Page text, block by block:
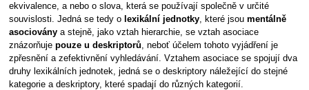
ekvivalence, a nebo o slova, která se používají společně v určité
souvislosti. Jedná se tedy o lexikální jednotky, které jsou mentálně
asocioványa stejně, jako vztah hierarchie, se vztah asociace
znázorňuje pouze u deskriptorů , neboť účelem tohoto vyjádření je
zpřesnění a zefektivnění vyhledávání. Vztahem asociace se spojují dva
druhy lexikálních jednotek, jedná se o deskriptory náležející do stejné
kategorie a deskriptory, které spadají do různých kategorií.